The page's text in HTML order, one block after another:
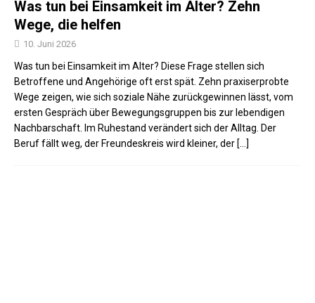
Was tun bei Einsamkeit im Alter? Zehn
Wege, die helfen
10. Juni 2026
Was tun bei Einsamkeit im Alter? Diese Frage stellen sich
Betroffene und Angehörige oft erst spät. Zehn praxiserprobte
Wege zeigen, wie sich soziale Nähe zurückgewinnen lässt, vom
ersten Gespräch über Bewegungsgruppen bis zur lebendigen
Nachbarschaft. Im Ruhestand verändert sich der Alltag. Der
Beruf fällt weg, der Freundeskreis wird kleiner, der [...]